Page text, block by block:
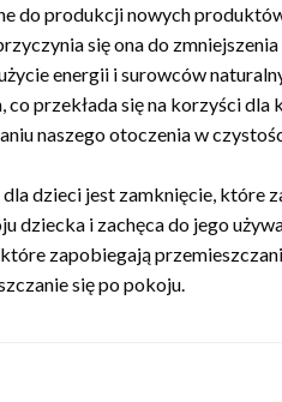
do produkcji nowych
się ona do
energii i surowców
przekłada się na korzyści dla
naszego otoczenia w
dzieci jest zamknięcie, które
dziecka i zachęca do jego
zapobiegają
się po pokoju.